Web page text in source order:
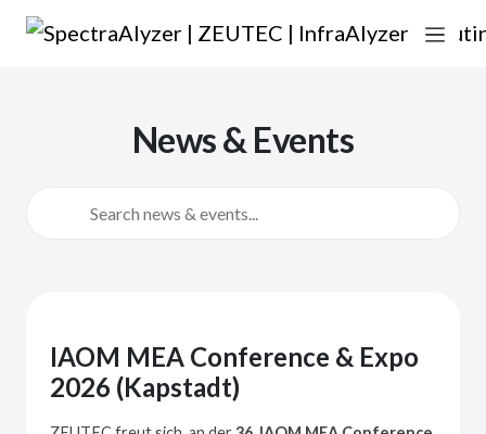
Zum Inhalt springen
Hauptnavigation
News & Events
IAOM MEA Conference & Expo
2026 (Kapstadt)